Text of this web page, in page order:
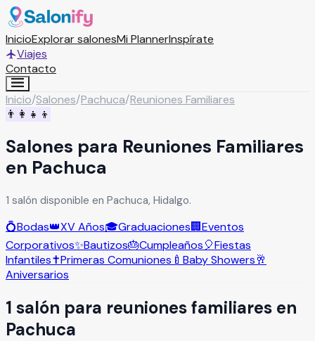
InicioExplorar salonesMi PlannerInspírate
Viajes
Contacto
Inicio/Salones/Pachuca/Reuniones Familiares
👨‍👩‍👧‍👦
Salones para Reuniones Familiares
en Pachuca
1 salón disponible en Pachuca, Hidalgo.
💍Bodas👑XV Años🎓Graduaciones🏢Eventos
Corporativos✨Bautizos🎂Cumpleaños🎈Fiestas
Infantiles✝️Primeras Comuniones 🍼 Baby Showers🥂
Aniversarios
1 salón para reuniones familiares en
Pachuca